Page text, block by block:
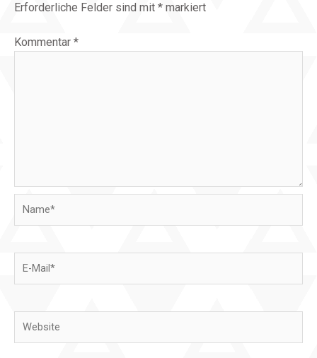
Erforderliche Felder sind mit * markiert
Kommentar *
Name*
E-